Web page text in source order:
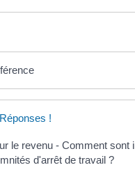
!
le revenu - Comment sont
d'arrêt de travail ?